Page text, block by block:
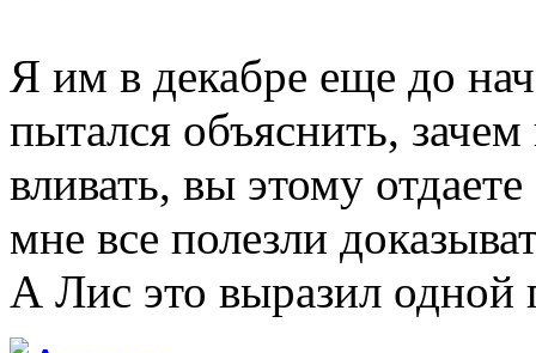
Я им в декабре еще до
пытался объяснить,
вливать, вы этому
мне все полезли
А Лис это выразил одной